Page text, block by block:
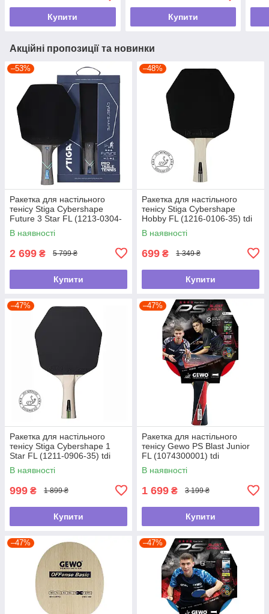
Купити Купити
Акційні пропозиції та новинки
–53%
Ракетка для настільного
тенісу Stiga Cybershape
Future 3 Star FL (1213-0304-
35) tdi
В наявності
2 699 ₴ 5 799 ₴
Купити
–48%
Ракетка для настільного
тенісу Stiga Cybershape
Hobby FL (1216-0106-35) tdi
В наявності
699 ₴ 1 349 ₴
Купити
–47%
Ракетка для настільного
тенісу Stiga Cybershape 1
Star FL (1211-0906-35) tdi
В наявності
999 ₴ 1 899 ₴
Купити
–47%
Ракетка для настільного
тенісу Gewo PS Blast Junior
FL (1074300001) tdi
В наявності
1 699 ₴ 3 199 ₴
Купити
–47% –47%